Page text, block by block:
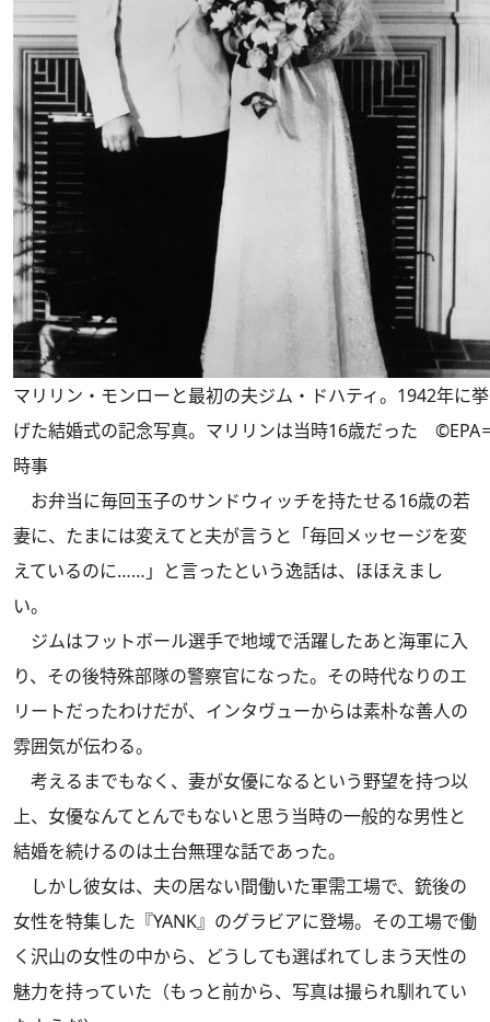
マリリン・モンローと最初の夫ジム・ドハティ。1942年に挙
げた結婚式の記念写真。マリリンは当時16歳だった ©EPA
時事
お弁当に毎回玉子のサンドウィッチを持たせる16歳の若
妻に、たまには変えてと夫が言うと「毎回メッセージを変
えているのに……」と言ったという逸話は、ほほえまし
い。
ジムはフットボール選手で地域で活躍したあと海軍に入
り、その後特殊部隊の警察官になった。その時代なりのエ
リートだったわけだが、インタヴューからは素朴な善人の
雰囲気が伝わる。
考えるまでもなく、妻が女優になるという野望を持つ以
上、女優なんてとんでもないと思う当時の一般的な男性と
結婚を続けるのは土台無理な話であった。
しかし彼女は、夫の居ない間働いた軍需工場で、銃後の
女性を特集した『YANK』のグラビアに登場。その工場で働
く沢山の女性の中から、どうしても選ばれてしまう天性の
魅力を持っていた（もっと前から、写真は撮られ馴れてい